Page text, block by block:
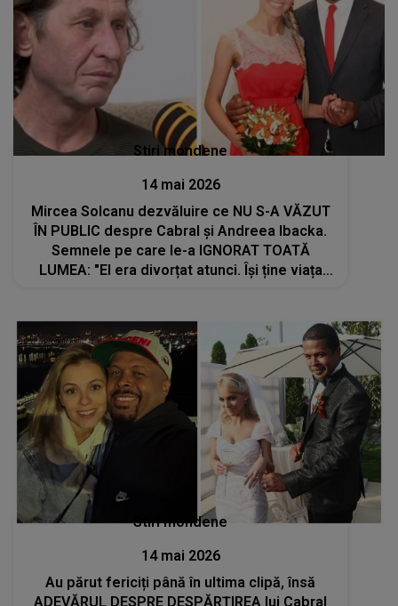
Stiri mondene
14 mai 2026
Mircea Solcanu dezvăluire ce NU S-A VĂZUT
ÎN PUBLIC despre Cabral și Andreea Ibacka.
Semnele pe care le-a IGNORAT TOATĂ
LUMEA: "El era divorțat atunci. Își ține viața
Stiri mondene
14 mai 2026
Au părut fericiți până în ultima clipă, însă
ADEVĂRUL DESPRE DESPĂRȚIREA lui Cabral